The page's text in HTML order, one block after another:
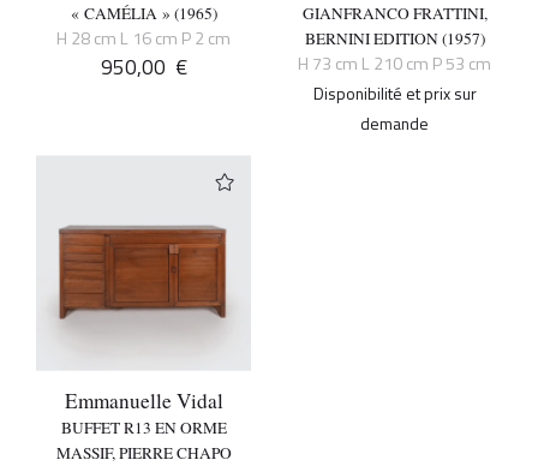
« CAMÉLIA » (1965)
H 28 cm L 16 cm P 2 cm
950,00 €
GIANFRANCO FRATTINI,
BERNINI EDITION (1957)
H 73 cm L 210 cm P 53 cm
Disponibilité et prix sur
demande
Emmanuelle Vidal
BUFFET R13 EN ORME
MASSIF, PIERRE CHAPO